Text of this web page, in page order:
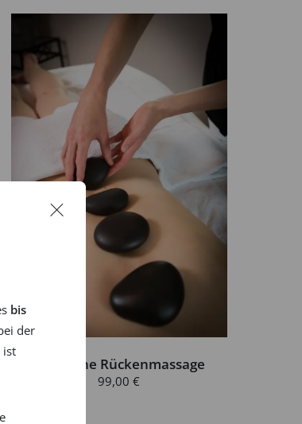
Hot Stone Rückenmassage
99,00 €
bis
der
ist